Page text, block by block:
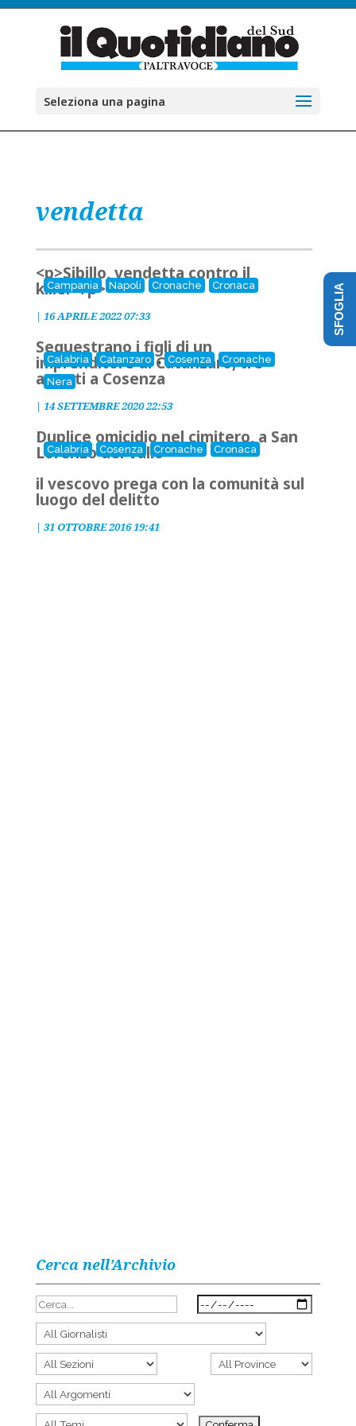
Seleziona una pagina
vendetta
Campania Napoli Cronache Cronaca
<p>Sibillo, vendetta contro il
killer</p>
| 16 APRILE 2022 07:33
Calabria Catanzaro , Cosenza
Cronache
Nera
Sequestrano i figli di un
imprenditore di Catanzaro, tre
arresti a Cosenza
| 14 SETTEMBRE 2020 22:53
Calabria Cosenza Cronache Cronaca
Duplice omicidio nel cimitero, a San
Lorenzo del Vallo
il vescovo prega con la comunità sul
luogo del delitto
| 31 OTTOBRE 2016 19:41
Cerca nell’Archivio
SFOGLIA